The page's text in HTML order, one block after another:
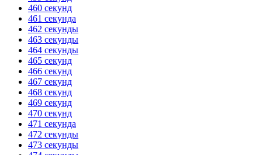
460 секунд
461 секунда
462 секунды
463 секунды
464 секунды
465 секунд
466 секунд
467 секунд
468 секунд
469 секунд
470 секунд
471 секунда
472 секунды
473 секунды